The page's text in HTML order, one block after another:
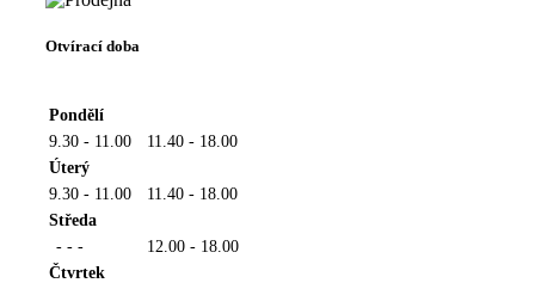
Otvírací doba
Pondělí
9.30 - 11.00
11.40 - 18.00
Úterý
9.30 - 11.00
11.40 - 18.00
Středa
- - -
12.00 - 18.00
Čtvrtek